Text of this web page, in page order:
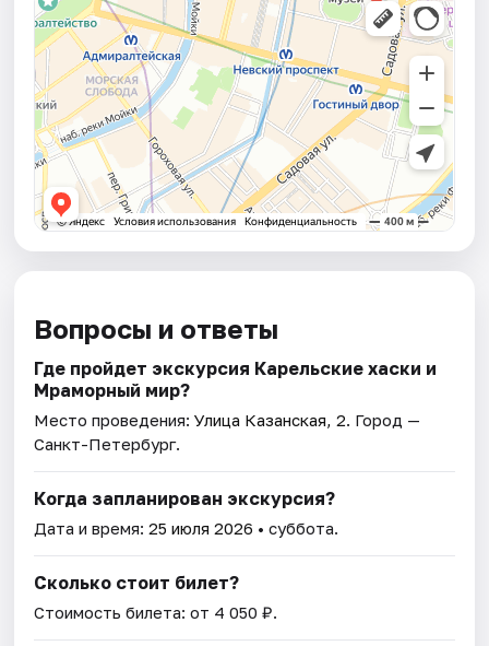
Вопросы и ответы
Где пройдет экскурсия Карельские хаски и
Мраморный мир?
Место проведения:Улица Казанская, 2. Город —
Санкт-Петербург.
Когда запланирован экскурсия?
Дата и время:25 июля 2026 • суббота.
Сколько стоит билет?
Стоимость билета: от 4 050 ₽.